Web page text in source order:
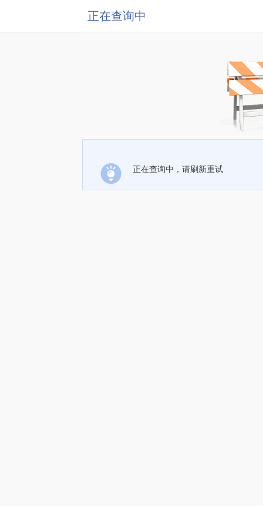
正在查询中
正在查询中，请刷新重试